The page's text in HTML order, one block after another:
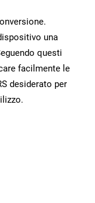
una
questi
facilmente le
desiderato per